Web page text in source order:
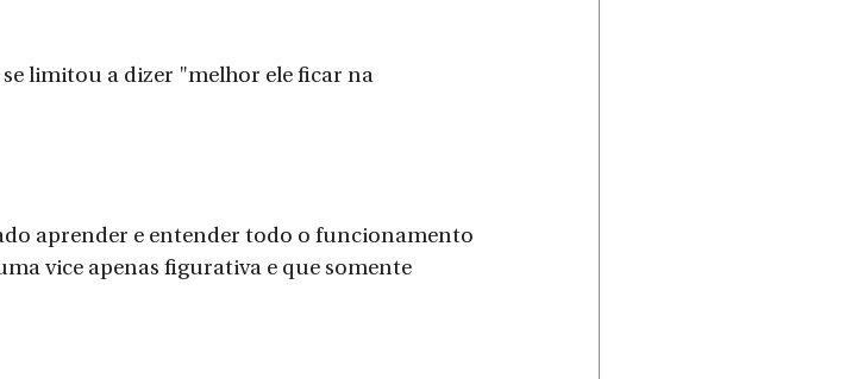
limitou a dizer "melhor ele ficar na
aprender e entender todo o funcionamento
vice apenas figurativa e que somente